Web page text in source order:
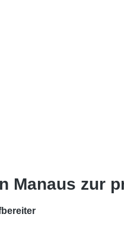
Manaus zur